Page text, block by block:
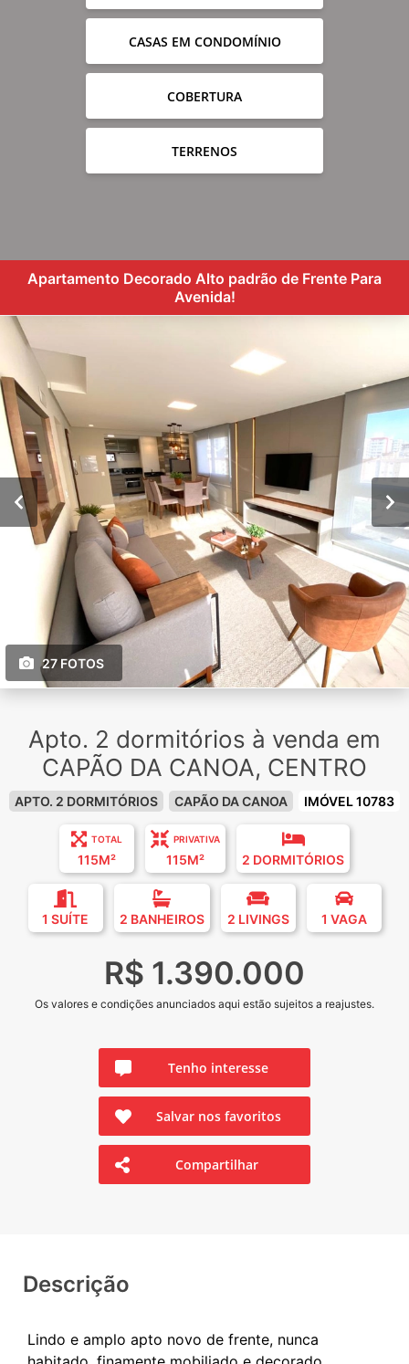
CASAS EM CONDOMÍNIO
COBERTURA
TERRENOS
Apartamento Decorado Alto padrão de Frente Para
Avenida!
27 FOTOS
Apto. 2 dormitórios à venda em
CAPÃO DA CANOA, CENTRO
APTO. 2 DORMITÓRIOS CAPÃO DA CANOA IMÓVEL 10783
TOTAL
115M²
PRIVATIVA
115M² 2 DORMITÓRIOS
1 SUÍTE 2 BANHEIROS 2 LIVINGS 1 VAGA
R$ 1.390.000
Os valores e condições anunciados aqui estão sujeitos a reajustes.
Tenho interesse
Salvar nos favoritos
Compartilhar
Descrição
Lindo e amplo apto novo de frente, nunca